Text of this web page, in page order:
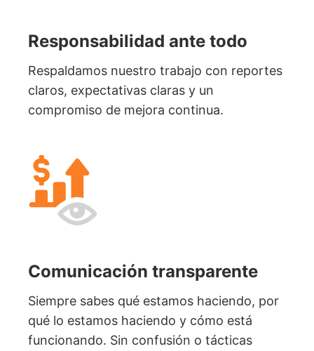
Responsabilidad ante todo
Respaldamos nuestro trabajo con reportes
claros, expectativas claras y un
compromiso de mejora continua.
Comunicación transparente
Siempre sabes qué estamos haciendo, por
qué lo estamos haciendo y cómo está
funcionando. Sin confusión o tácticas